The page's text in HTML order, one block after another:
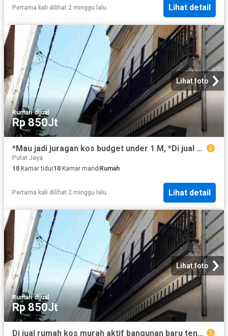
Pertama kali dilihat 2 minggu lalu Lihat detail
Lihat foto
Rumah·dijual
Rp 850Jt
*Mau jadi juragan kos budget under 1 M, *Di jual rumah kos murah aktif bangunan baru tengah kota, jarak Dolly sawahan surabaya* Lt. 84 m2 Dimensi 6 x 14 m2 Lb. 168 m2 Full bangunan Lantai 2,5 SHM 3500 Watt PDAM Kt. 10 Km. Atas 4, bawah 6 Lantai atas jemuran + tandon air Parkir bawah muat 10 motor Row jalan motor tosa masuk Kamar full penghuni Waiting list full Per kamar 600 rb Lokasi : Ramai padat penduduk, cocok utk investasi jangka panjang, tengah kota, dekat all fasilitas di SBY tengah *Harga 850 JT Nego* Hub : *Gunawan* https://wa.me/628214102---- https://wa.me/62888170---- *GRACE PROPERTY* Property Consultant *we serve with heart*
Putat Jaya
10 Kamar tidur10 Kamar mandi Rumah
Pertama kali dilihat 2 minggu lalu Lihat detail
Lihat foto
Rumah·dijual
Rp 850Jt
Di jual rumah kos murah aktif bangunan baru tengah kota, jarak Dolly sawahan surabaya